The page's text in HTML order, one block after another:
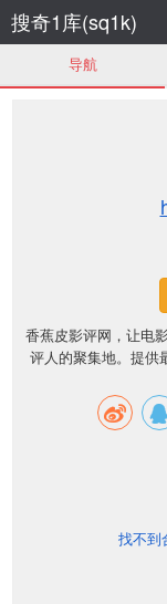
搜奇1库(sq1k)
导航
香蕉皮影评网，让电
评人的聚集地。提供
找不到